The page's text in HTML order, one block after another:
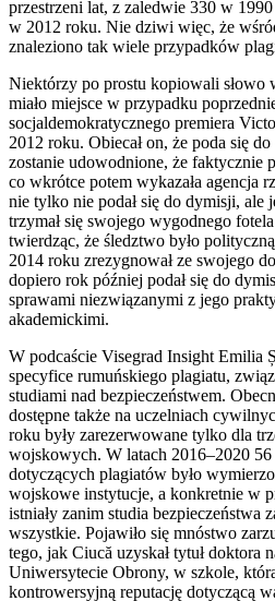
przestrzeni lat, z zaledwie 330 w
w 2012 roku. Nie dziwi więc, że
znaleziono tak wiele przypadków
Niektórzy po prostu kopiowali słowo
miało miejsce w przypadku
socjaldemokratycznego premiera
2012 roku. Obiecał on, że poda się
zostanie udowodnione, że faktycznie
co wkrótce potem wykazała agencja
nie tylko nie podał się do dymisji, ale
trzymał się swojego wygodnego
twierdząc, że śledztwo było
2014 roku zrezygnował ze swojego
dopiero rok później podał się do
sprawami niezwiązanymi z jego
akademickimi.
W podcaście Visegrad Insight Emilia
specyfice rumuńskiego plagiatu,
studiami nad bezpieczeństwem.
dostępne także na uczelniach
roku były zarezerwowane tylko dla
wojskowych. W latach 2016–2020 56
dotyczących plagiatów było
wojskowe instytucje, a konkretnie w
istniały zanim studia bezpieczeństwa
wszystkie. Pojawiło się mnóstwo
tego, jak Ciucă uzyskał tytuł doktora
Uniwersytecie Obrony, w szkole,
kontrowersyjną reputację dotyczącą